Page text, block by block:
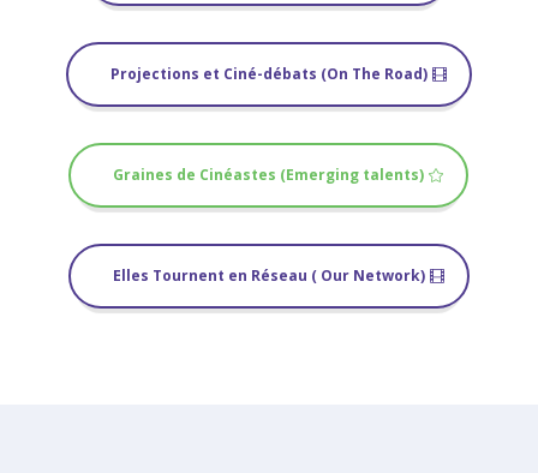
Projections et Ciné-débats (On The Road)
Graines de Cinéastes (Emerging talents)
Elles Tournent en Réseau ( Our Network)